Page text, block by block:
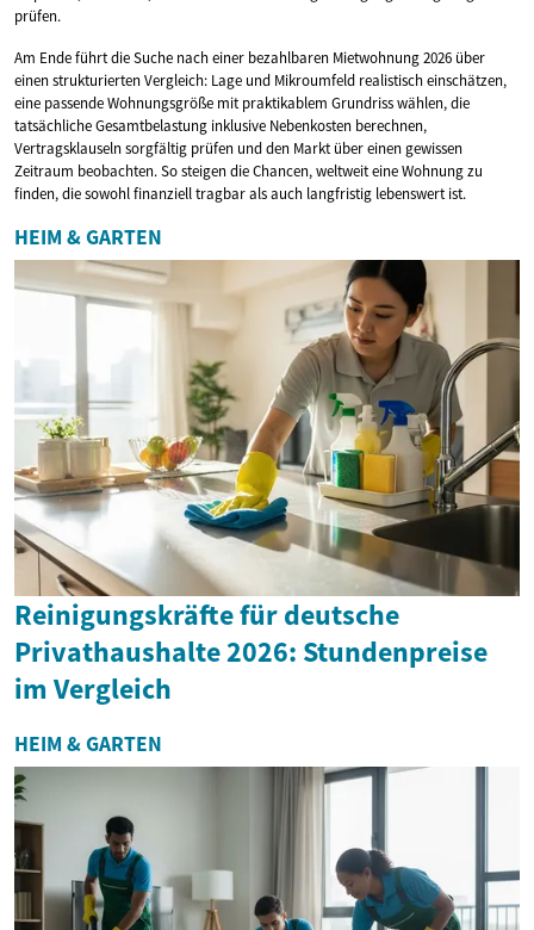
prüfen.
Am Ende führt die Suche nach einer bezahlbaren Mietwohnung 2026 über
einen strukturierten Vergleich: Lage und Mikroumfeld realistisch einschätzen,
eine passende Wohnungsgröße mit praktikablem Grundriss wählen, die
tatsächliche Gesamtbelastung inklusive Nebenkosten berechnen,
Vertragsklauseln sorgfältig prüfen und den Markt über einen gewissen
Zeitraum beobachten. So steigen die Chancen, weltweit eine Wohnung zu
finden, die sowohl finanziell tragbar als auch langfristig lebenswert ist.
HEIM & GARTEN
Reinigungskräfte für deutsche
Privathaushalte 2026: Stundenpreise
im Vergleich
HEIM & GARTEN